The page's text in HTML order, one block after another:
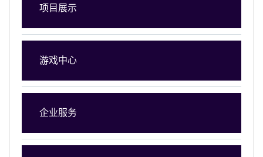
项目展示
游戏中心
企业服务